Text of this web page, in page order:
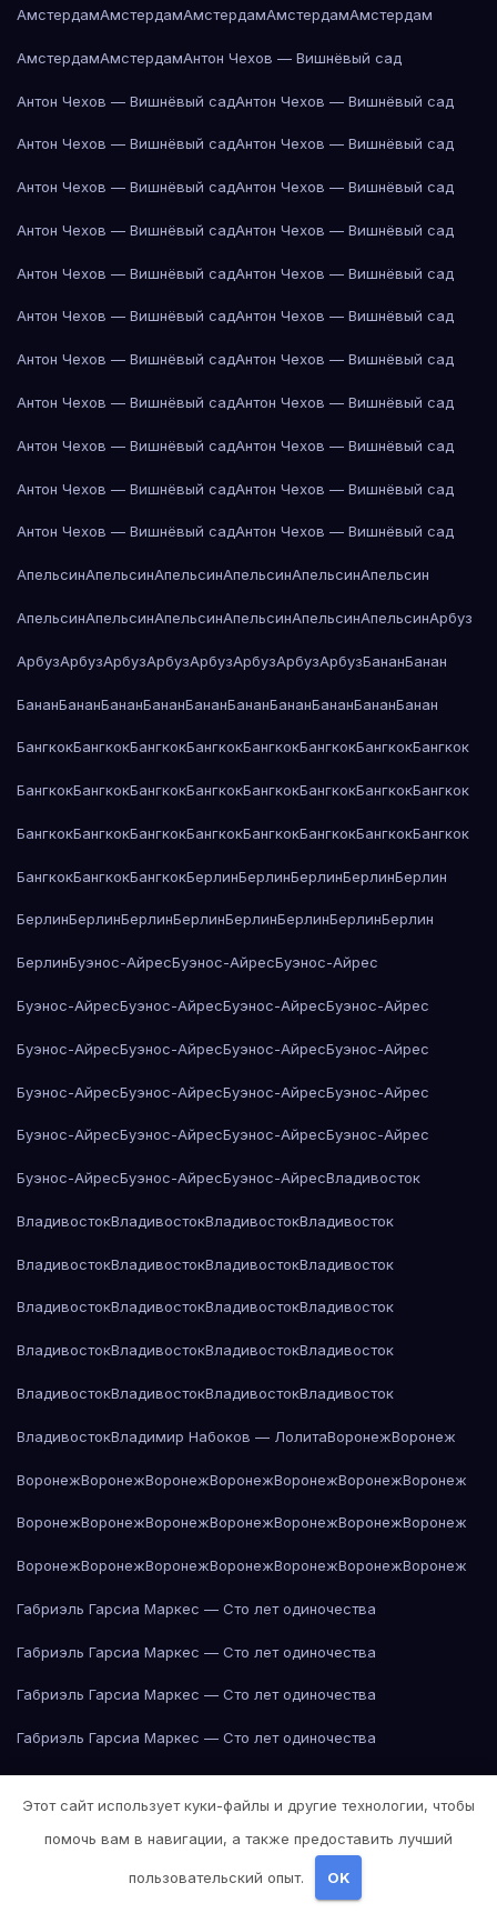
АмстердамАмстердамАмстердамАмстердамАмстердам
АмстердамАмстердамАнтон Чехов — Вишнёвый сад
Антон Чехов — Вишнёвый садАнтон Чехов — Вишнёвый сад
Антон Чехов — Вишнёвый садАнтон Чехов — Вишнёвый сад
Антон Чехов — Вишнёвый садАнтон Чехов — Вишнёвый сад
Антон Чехов — Вишнёвый садАнтон Чехов — Вишнёвый сад
Антон Чехов — Вишнёвый садАнтон Чехов — Вишнёвый сад
Антон Чехов — Вишнёвый садАнтон Чехов — Вишнёвый сад
Антон Чехов — Вишнёвый садАнтон Чехов — Вишнёвый сад
Антон Чехов — Вишнёвый садАнтон Чехов — Вишнёвый сад
Антон Чехов — Вишнёвый садАнтон Чехов — Вишнёвый сад
Антон Чехов — Вишнёвый садАнтон Чехов — Вишнёвый сад
Антон Чехов — Вишнёвый садАнтон Чехов — Вишнёвый сад
АпельсинАпельсинАпельсинАпельсинАпельсинАпельсин
АпельсинАпельсинАпельсинАпельсинАпельсинАпельсинАрбуз
АрбузАрбузАрбузАрбузАрбузАрбузАрбузАрбузБананБанан
БананБананБананБананБананБананБананБананБананБанан
БангкокБангкокБангкокБангкокБангкокБангкокБангкокБангкок
БангкокБангкокБангкокБангкокБангкокБангкокБангкокБангкок
БангкокБангкокБангкокБангкокБангкокБангкокБангкокБангкок
БангкокБангкокБангкокБерлинБерлинБерлинБерлинБерлин
БерлинБерлинБерлинБерлинБерлинБерлинБерлинБерлин
БерлинБуэнос-АйресБуэнос-АйресБуэнос-Айрес
Буэнос-АйресБуэнос-АйресБуэнос-АйресБуэнос-Айрес
Буэнос-АйресБуэнос-АйресБуэнос-АйресБуэнос-Айрес
Буэнос-АйресБуэнос-АйресБуэнос-АйресБуэнос-Айрес
Буэнос-АйресБуэнос-АйресБуэнос-АйресБуэнос-Айрес
Буэнос-АйресБуэнос-АйресБуэнос-АйресВладивосток
ВладивостокВладивостокВладивостокВладивосток
ВладивостокВладивостокВладивостокВладивосток
ВладивостокВладивостокВладивостокВладивосток
ВладивостокВладивостокВладивостокВладивосток
ВладивостокВладивостокВладивостокВладивосток
ВладивостокВладимир Набоков — ЛолитаВоронежВоронеж
ВоронежВоронежВоронежВоронежВоронежВоронежВоронеж
ВоронежВоронежВоронежВоронежВоронежВоронежВоронеж
ВоронежВоронежВоронежВоронежВоронежВоронежВоронеж
Габриэль Гарсиа Маркес — Сто лет одиночества
Габриэль Гарсиа Маркес — Сто лет одиночества
Габриэль Гарсиа Маркес — Сто лет одиночества
Габриэль Гарсиа Маркес — Сто лет одиночества
Габриэль Гарсиа Маркес — Сто лет одиночества
Этот сайт использует куки-файлы и другие технологии, чтобы
помочь вам в навигации, а также предоставить лучший
пользовательский опыт. OK